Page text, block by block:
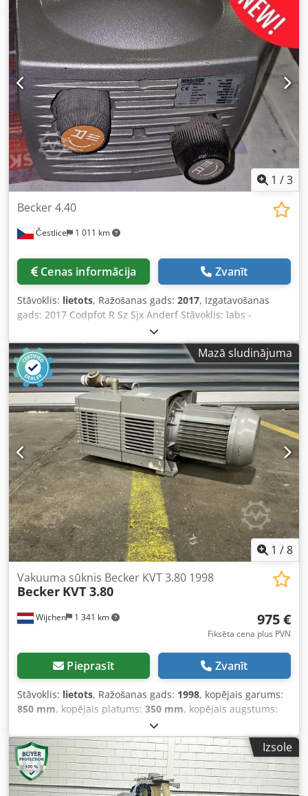
1 /3
Čestlice 1 011 km
Becker 4.40
Cenas informācija Zvanīt
Stāvoklis: lietots, Ražošanas gads: 2017, Izgatavošanas
gads: 2017 Codpfot R Sz Sjx Anderf Stāvoklis: labs -
Mazā sludinājuma
1 /8
Wijchen 1 341 km
Vakuuma sūknis Becker KVT 3.80 1998
Becker KVT 3.80
975 €
Fiksēta cena plus PVN
Pieprasīt Zvanīt
Stāvoklis: lietots, Ražošanas gads: 1998, kopējais garums:
850 mm, kopējais platums: 350 mm, kopējais augstums:
, - Ražošanas gads: 1998 - Dokumentācija
pieejama: Nē - CE sertifikāts: Nav Codpfx Anjxm Rgfodjrf -
Sērijas numurs: A1494418 - Transportēšanas izmēri: 850
mm x 350 mm x 400 mm (gar. x plat. x augst.) -
Transportpakas [gab.]: 1 Finanšu informācija PVN:
Izsole